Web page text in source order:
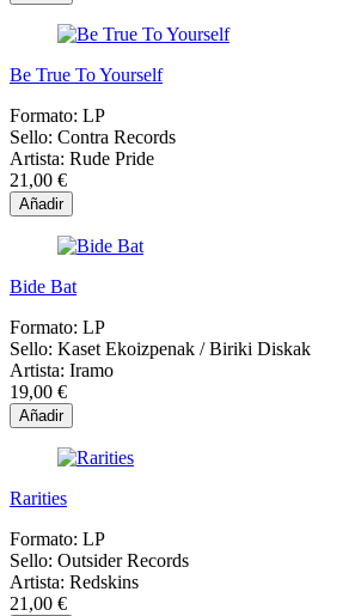
Be True To Yourself
Formato: LP
Sello: Contra Records
Artista: Rude Pride
21,00 €
Añadir
Bide Bat
Formato: LP
Sello: Kaset Ekoizpenak / Biriki Diskak
Artista: Iramo
19,00 €
Añadir
Rarities
Formato: LP
Sello: Outsider Records
Artista: Redskins
21,00 €